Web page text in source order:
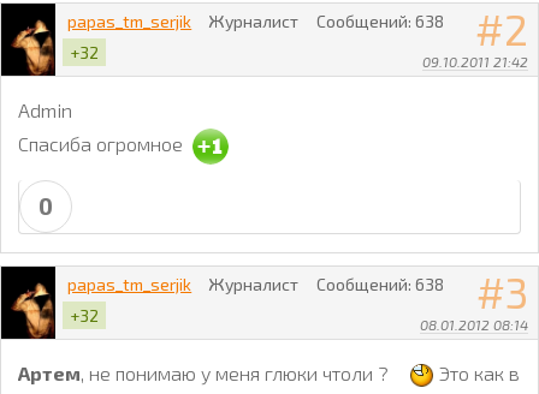
2
09.10.2011 21:42
papas_tm_serjik Журналист Сообщений: 638
+32
Admin
Спасиба огромное
0
3
08.01.2012 08:14
papas_tm_serjik Журналист Сообщений: 638
+32
Артем, не понимаю у меня глюки чтоли ?
Это как в